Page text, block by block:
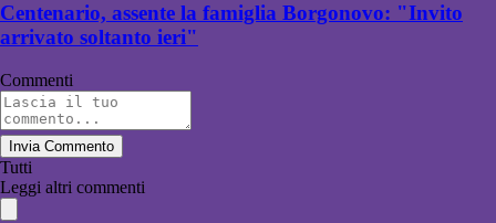
Centenario, assente la famiglia Borgonovo: "Invito
arrivato soltanto ieri"
Commenti
Invia Commento
Tutti
Leggi altri commenti